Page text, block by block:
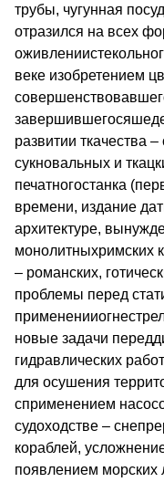
трубы, чугунная
отразился на всех
веке изобретением
развитии ткачества
сукновальных и
печатногостанка
времени, издание
архитектуре,
монолитныхримских
– романских,
проблемы перед
новые задачи
гидравлических
для осушения
сприменением
судоходстве –
кораблей,
появлением морских